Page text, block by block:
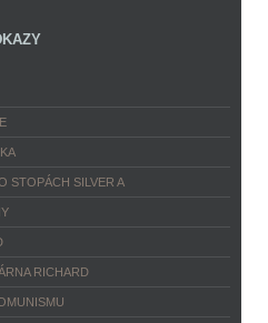
STOPÁCH SILVER A
RICHARD